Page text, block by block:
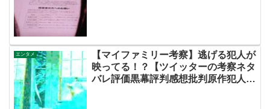
エンタメ
【マイファミリー考察】逃げる犯人が
映ってる！？【ツイッターの考察ネタ
バレ評価黒幕評判感想批判原作犯人キ